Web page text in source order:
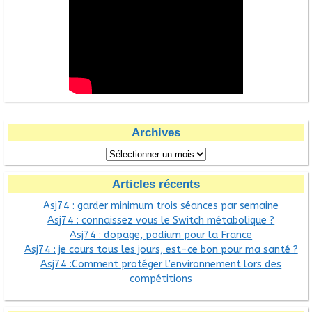
Archives
Articles récents
Asj74 : garder minimum trois séances par semaine
Asj74 : connaissez vous le Switch métabolique ?
Asj74 : dopage, podium pour la France
Asj74 : je cours tous les jours, est-ce bon pour ma santé ?
Asj74 :Comment protéger l’environnement lors des
compétitions